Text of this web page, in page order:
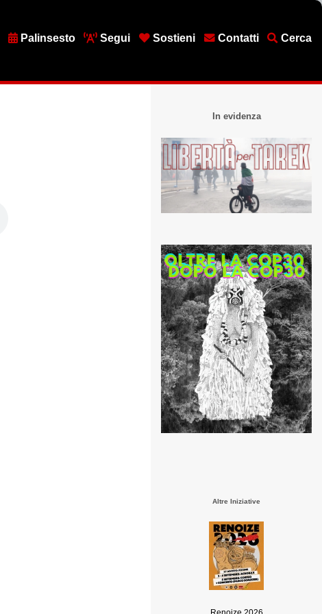
Palinsesto Segui Sostieni Contatti Cerca
In evidenza
Altre Iniziative